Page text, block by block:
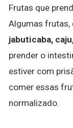
Frutas que
Algumas frutas,
jabuticaba,
prender o
estiver com
comer essas
normalizado.